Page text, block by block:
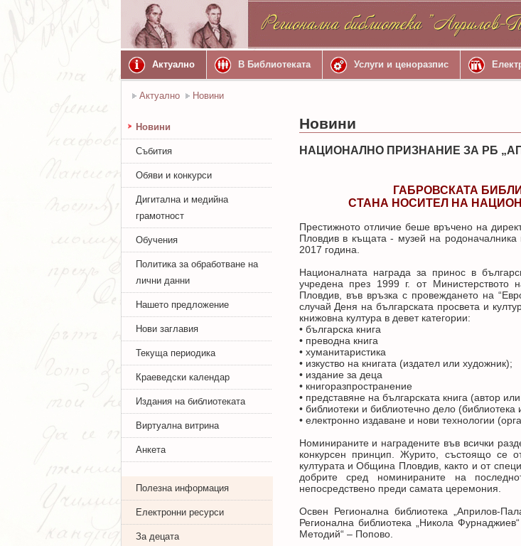
Актуално В Библиотеката Услуги и ценоразпис
Актуално Новини
Новини
Събития
Обяви и конкурси
Дигитална и медийна
грамотност
Обучения
Политика за обработване на
лични данни
Нашето предложение
Нови заглавия
Текуща периодика
Краеведски календар
Издания на библиотеката
Виртуална витрина
Анкета
Полезна информация
Електронни ресурси
За децата
Новини
НАЦИОНАЛНО ПРИЗНАНИЕ ЗА РБ
ГАБРОВСКАТА
СТАНА НОСИТЕЛ НА
Престижното отличие беше връчено на
Пловдив в къщата - музей на
2017 година.
Националната награда за принос в
учредена през 1999 г. от Министерството
Пловдив, във връзка с провеждането на
случай Деня на българската просвета и
книжовна култура в девет категории:
• българска книга
• преводна книга
• хуманитаристика
• изкуство на книгата (издател или художник);
• издание за деца
• книгоразпространение
• представяне на българската книга (автор
• библиотеки и библиотечно дело (библиотека
• електронно издаване и нови технологии
Номинираните и наградените във всички
конкурсен принцип. Журито, състоящо се
културата и Община Пловдив, както и от
добрите сред номинираните на
непосредствено преди самата церемония.
Освен Регионална библиотека „Априлов-
Регионална библиотека „Никола
Методий“ – Попово.